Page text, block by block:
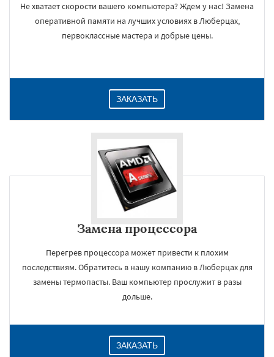
Не хватает скорости вашего компьютера? Ждем у нас! Замена
оперативной памяти на лучших условиях в Люберцах,
первоклассные мастера и добрые цены.
ЗАКАЗАТЬ
Замена процессора
Перегрев процессора может привести к плохим
последствиям. Обратитесь в нашу компанию в Люберцах для
замены термопасты. Ваш компьютер прослужит в разы
дольше.
ЗАКАЗАТЬ